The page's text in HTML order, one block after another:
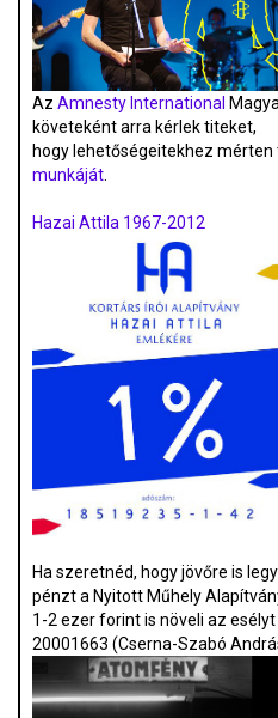
Az Amnesty International
követeként arra kérlek titeket,
hogy lehetőségeitekhez
munkáját
Hazai Attila 1967-2012
Ha szeretnéd, hogy jövőre is
pénzt a Nyitott Műhely
1-2 ezer forint is növeli az
20001663 (Cserna-Szabó